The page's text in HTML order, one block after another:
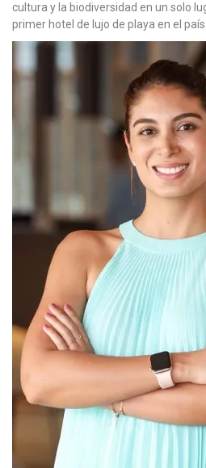
cultura y la biodiversidad en un solo
primer hotel de lujo de playa en el país.